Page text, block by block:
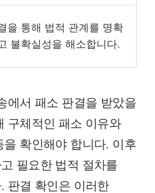
을 통해 법적 관계를 명확
불확실성을 해소합니다.
에서 패소 판결을 받았을
구체적인 패소 이유와
을 확인해야 합니다. 이후
필요한 법적 절차를
판결 확인은 이러한